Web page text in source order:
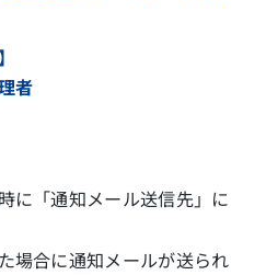
者
に「通知メール送信先」に
場合に通知メールが送られ